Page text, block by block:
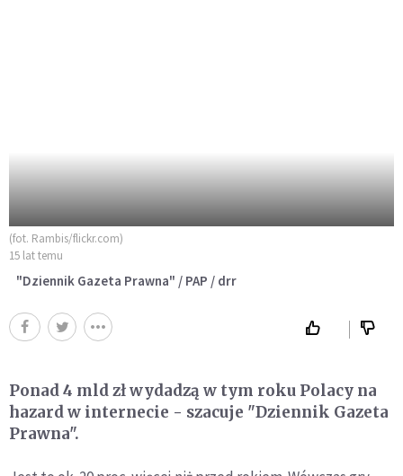
(fot. Rambis/flickr.com)
15 lat temu
"Dziennik Gazeta Prawna" / PAP / drr
Ponad 4 mld zł wydadzą w tym roku Polacy na
hazard w internecie - szacuje "Dziennik Gazeta
Prawna".